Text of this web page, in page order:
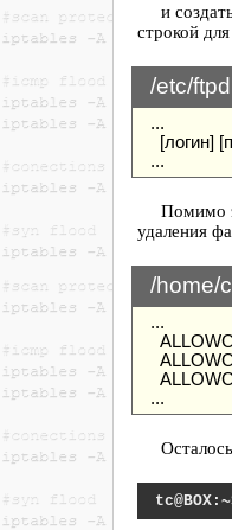
и
строкой
/etc/
...
[логин]
...
Помимо
удаления
/home/
...
...